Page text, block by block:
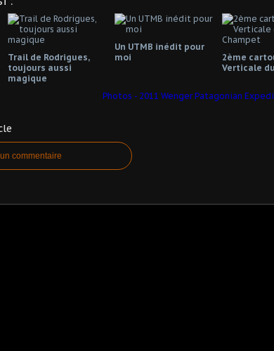
Trail de Rodrigues,
toujours aussi
magique
Un UTMB inédit pour
moi
2ème
Verticale
Photos - 2011 Wenger Patagonian
commentaire